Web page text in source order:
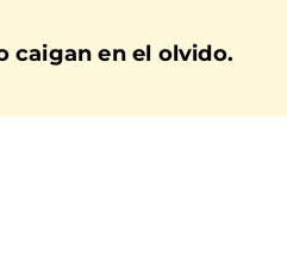
caigan en el olvido.